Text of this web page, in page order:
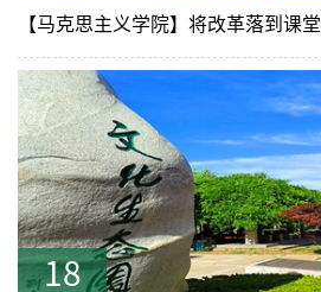
【马克思主义学院】将改革落到课堂
18